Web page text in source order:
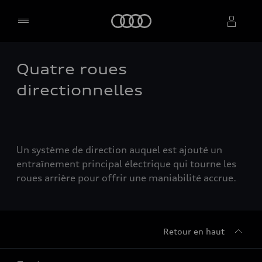
Sélectionner un concessionnaire
Quatre roues
directionnelles
Un système de direction auquel est ajouté un
entraînement principal électrique qui tourne les
roues arrière pour offrir une maniabilité accrue.
Retour en haut